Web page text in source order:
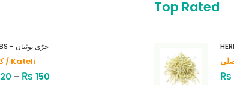
HERBS - جڑی بوٹیاں
کٹیلی / Kateli
20 – ₨ 150
Top Rated
₨